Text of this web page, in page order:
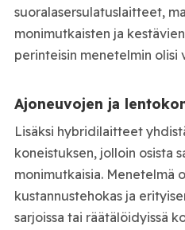
suoralasersulatuslaitteet,
monimutkaisten ja
perinteisin menetelmin olisi
Ajoneuvojen ja
Lisäksi hybridilaitteet
koneistuksen, jolloin osista
monimutkaisia. Menetelmä
kustannustehokas ja
sarjoissa tai räätälöidyissä